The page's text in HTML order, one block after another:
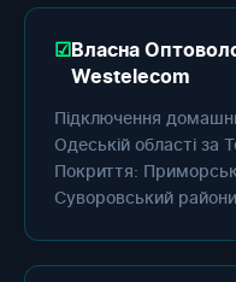
Власна
Westelecom
Підключення
Одеській області за
Покриття:
Суворовський райони.